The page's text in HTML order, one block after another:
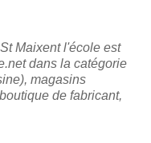
Maixent l'école est
dans la catégorie
magasins
de fabricant,